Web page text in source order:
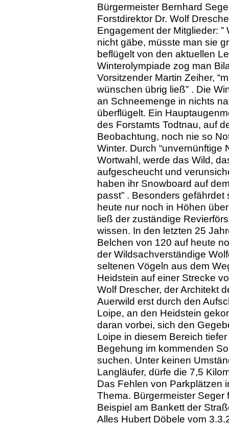
Bürgermeister Bernhard
Forstdirektor Dr. Wolf
Engagement der Mitglieder:
nicht gäbe, müsste man sie
beflügelt von den aktuellen
Winterolympiade zog man
Vorsitzender Martin Zeiher,
wünschen übrig ließ” . Die
an Schneemenge in nichts
überflügelt. Ein
des Forstamts Todtnau, auf
Beobachtung, noch nie so
Winter. Durch “unvernünftige
Wortwahl, werde das Wild,
aufgescheucht und
haben ihr Snowboard auf
passt” . Besonders
heute nur noch in Höhen
ließ der zuständige
wissen. In den letzten 25
Belchen von 120 auf heute
der Wildsachverständige
seltenen Vögeln aus dem
Heidstein auf einer Strecke
Wolf Drescher, der Architekt
Auerwild erst durch den
Loipe, an den Heidstein
daran vorbei, sich den
Loipe in diesem Bereich
Begehung im kommenden
suchen. Unter keinen
Langläufer, dürfe die 7,5
Das Fehlen von Parkplätzen
Thema. Bürgermeister
Beispiel am Bankett der
Alles Hubert Döbele vom